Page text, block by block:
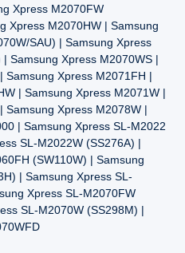
Xpress M2070FW
Xpress M2070HW | Samsung
SAU) | Samsung Xpress
Samsung Xpress M2070WS |
Samsung Xpress M2071FH |
| Samsung Xpress M2071W |
Samsung Xpress M2078W |
| Samsung Xpress SL-M2022
SL-M2022W (SS276A) |
(SW110W) | Samsung
| Samsung Xpress SL-
Xpress SL-M2070FW
SL-M2070W (SS298M) |